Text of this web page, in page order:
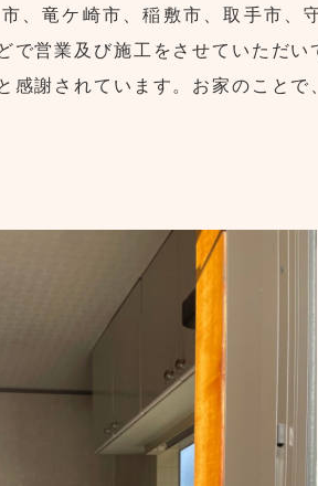
、竜ケ崎市、稲敷市、取手市、
で営業及び施工をさせていただ
感謝されています。お家のこと